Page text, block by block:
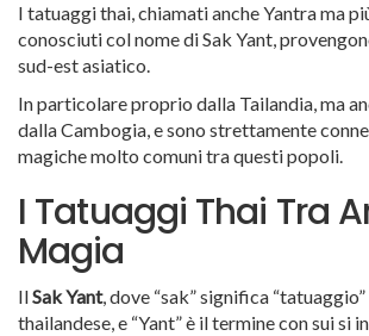
I tatuaggi thai, chiamati anche Yantra ma
conosciuti col nome di Sak Yant,
sud-est asiatico.
In particolare proprio dalla Tailandia, ma
dalla Cambogia, e sono strettamente
magiche molto comuni tra questi popoli.
I Tatuaggi Thai Tra
Magia
IlSak Yant, dove “sak” significa
thailandese, e “Yant” è il termine con sui si